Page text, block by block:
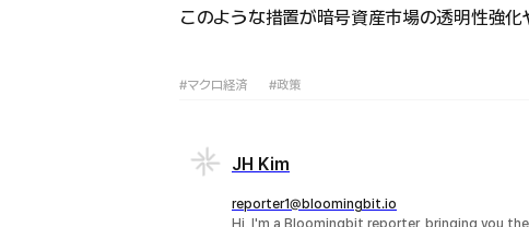
このような措置が暗号資産市場の透明性強
#マクロ経済 #政策
JH Kim
reporter1@bloomingbit.io
Hi, I'm a Bloomingbit reporter, bringing you